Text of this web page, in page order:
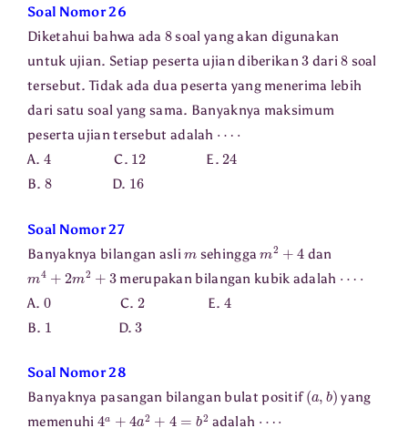
Soal Nomor 26
Diketahui bahwa ada 8 soal yang akan digunakan
untuk ujian. Setiap peserta ujian diberikan3 dari8 soal
tersebut. Tidak ada dua peserta yang menerima lebih
dari satu soal yang sama. Banyaknya maksimum
peserta ujian tersebut adalah
A. 4 C. 12 E.24
B. 8 D. 16
Soal Nomor 27
Banyaknya bilangan asli
sehingga 2 + dan
4 + 2m 2+ 3 merupakan bilangan kubik adalah
A. 0C. 2E. 4
B. 1 D.3
Soal Nomor 28
Banyaknya pasangan bilangan bulat positif ( b ) yang
memenuhi 4a + a 2+ 4 b adalah